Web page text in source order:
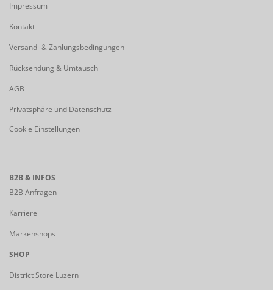
Impressum
Kontakt
Versand- & Zahlungsbedingungen
Rücksendung & Umtausch
AGB
Privatsphäre und Datenschutz
Cookie Einstellungen
B2B & INFOS
B2B Anfragen
Karriere
Markenshops
SHOP
District Store Luzern